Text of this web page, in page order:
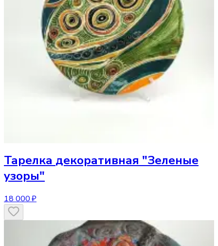
Тарелка декоративная "Зеленые
узоры"
18 000 ₽